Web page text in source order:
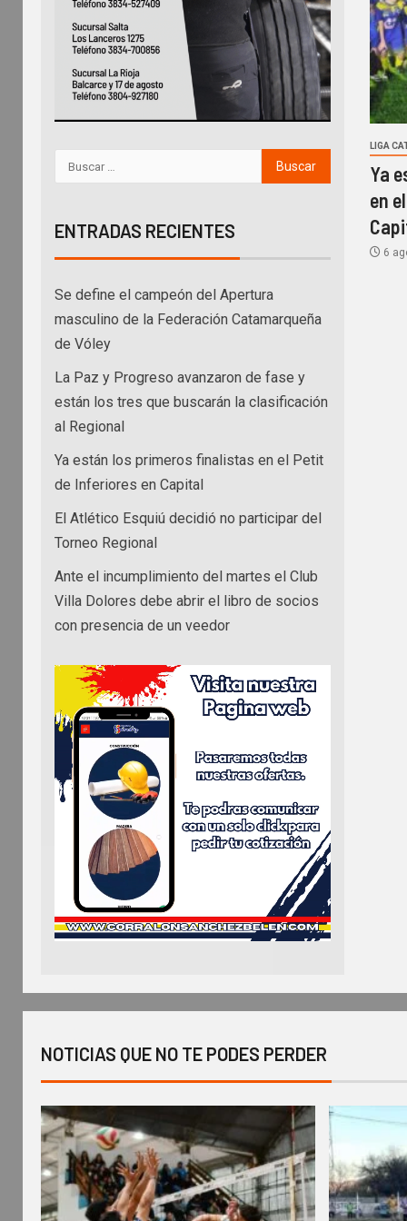
LIGA
Ya
en
6
ENTRADAS RECIENTES
Se define el campeón del Apertura
masculino de la Federación Catamarqueña
de Vóley
La Paz y Progreso avanzaron de fase y
están los tres que buscarán la clasificación
al Regional
Ya están los primeros finalistas en el Petit
de Inferiores en Capital
El Atlético Esquiú decidió no participar del
Torneo Regional
Ante el incumplimiento del martes el Club
Villa Dolores debe abrir el libro de socios
con presencia de un veedor
NOTICIAS QUE NO TE PODES PERDER